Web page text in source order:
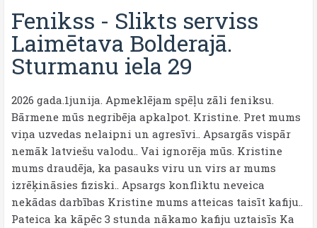
Fenikss - Slikts serviss
Laimētava Bolderajā.
Sturmanu iela 29
2026 gada.1junija. Apmeklējam spēļu zāli feniksu.
Bārmene mūs negribēja apkalpot. Kristine. Pret mums
viņa uzvedas nelaipni un agresīvi.. Apsargās vispār
nemāk latviešu valodu.. Vai ignorēja mūs. Kristine
mums draudēja, ka pasauks viru un virs ar mums
izrēķināsies fiziski.. Apsargs konfliktu neveica
nekādas darbības Kristine mums atteicas taisīt kafiju..
Pateica ka kāpēc 3 stunda nākamo kafiju uztaisīs Ka